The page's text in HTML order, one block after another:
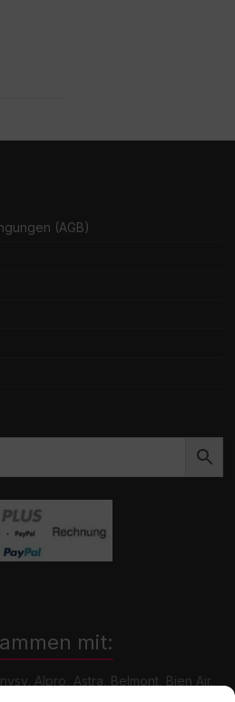
(AGB)
mit:
Alpro, Astra, Belmont, Bien Air,
Euronda, Faro, Gcomm, KaVo,